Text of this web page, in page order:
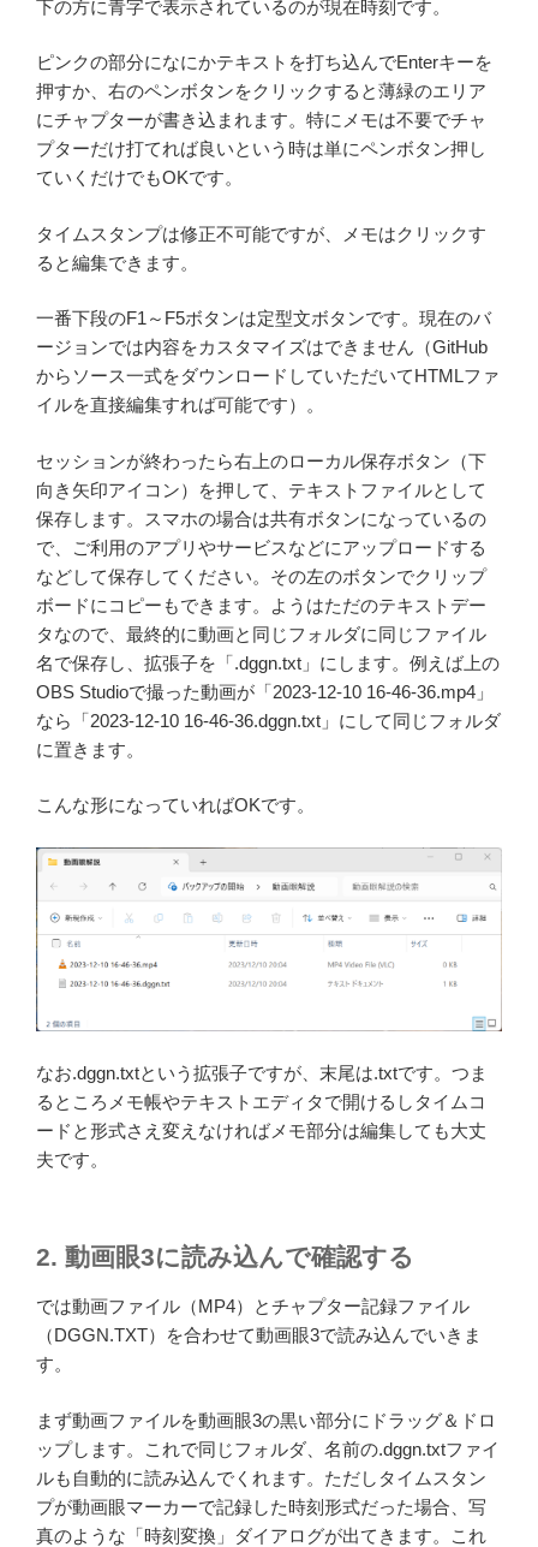
下の方に青字で表示されているのが現在時刻です。
ピンクの部分になにかテキストを打ち込んでEnterキーを
押すか、右のペンボタンをクリックすると薄緑のエリア
にチャプターが書き込まれます。特にメモは不要でチャ
プターだけ打てれば良いという時は単にペンボタン押し
ていくだけでもOKです。
タイムスタンプは修正不可能ですが、メモはクリックす
ると編集できます。
一番下段のF1～F5ボタンは定型文ボタンです。現在のバ
ージョンでは内容をカスタマイズはできません（GitHub
からソース一式をダウンロードしていただいてHTMLファ
イルを直接編集すれば可能です）。
セッションが終わったら右上のローカル保存ボタン（下
向き矢印アイコン）を押して、テキストファイルとして
保存します。スマホの場合は共有ボタンになっているの
で、ご利用のアプリやサービスなどにアップロードする
などして保存してください。その左のボタンでクリップ
ボードにコピーもできます。ようはただのテキストデー
タなので、最終的に動画と同じフォルダに同じファイル
名で保存し、拡張子を「.dggn.txt」にします。例えば上の
OBS Studioで撮った動画が「2023-12-10 16-46-36.mp4」
なら「2023-12-10 16-46-36.dggn.txt」にして同じフォルダ
に置きます。
こんな形になっていればOKです。
なお.dggn.txtという拡張子ですが、末尾は.txtです。つま
るところメモ帳やテキストエディタで開けるしタイムコ
ードと形式さえ変えなければメモ部分は編集しても大丈
夫です。
2. 動画眼3に読み込んで確認する
では動画ファイル（MP4）とチャプター記録ファイル
（DGGN.TXT）を合わせて動画眼3で読み込んでいきま
す。
まず動画ファイルを動画眼3の黒い部分にドラッグ＆ドロ
ップします。これで同じフォルダ、名前の.dggn.txtファイ
ルも自動的に読み込んでくれます。ただしタイムスタン
プが動画眼マーカーで記録した時刻形式だった場合、写
真のような「時刻変換」ダイアログが出てきます。これ